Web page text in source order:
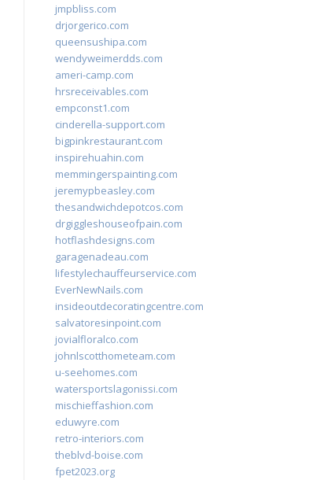
jmpbliss.com
drjorgerico.com
queensushipa.com
wendyweimerdds.com
ameri-camp.com
hrsreceivables.com
empconst1.com
cinderella-support.com
bigpinkrestaurant.com
inspirehuahin.com
memmingerspainting.com
jeremypbeasley.com
thesandwichdepotcos.com
drgiggleshouseofpain.com
hotflashdesigns.com
garagenadeau.com
lifestylechauffeurservice.com
EverNewNails.com
insideoutdecoratingcentre.com
salvatoresinpoint.com
jovialfloralco.com
johnlscotthometeam.com
u-seehomes.com
watersportslagonissi.com
mischieffashion.com
eduwyre.com
retro-interiors.com
theblvd-boise.com
fpet2023.org